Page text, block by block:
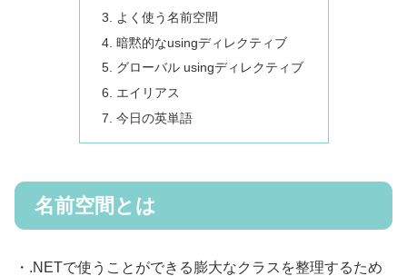
よく使う名前空間
暗黙的なusingディレクティブ
グローバル usingディレクティブ
エイリアス
今日の英単語
名前空間とは
・.NETで使うことができる膨大なクラスを整理するため